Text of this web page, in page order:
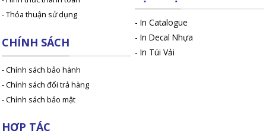
- Thỏa thuận sử dụng
CHÍNH SÁCH
- Chính sách bảo hành
- Chính sách đổi trả hàng
- Chính sách bảo mật
HỢP TÁC
- In Catalogue
- In Decal Nhựa
- In Túi Vải